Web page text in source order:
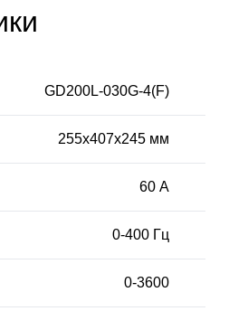
GD200L-030G-4(F)
255х407х245 мм
60 А
0-400 Гц
0-3600